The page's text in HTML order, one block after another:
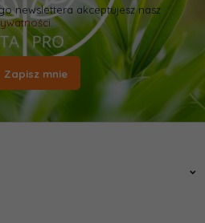
newslettera akceptujesz nasz
.
Zapisz mnie